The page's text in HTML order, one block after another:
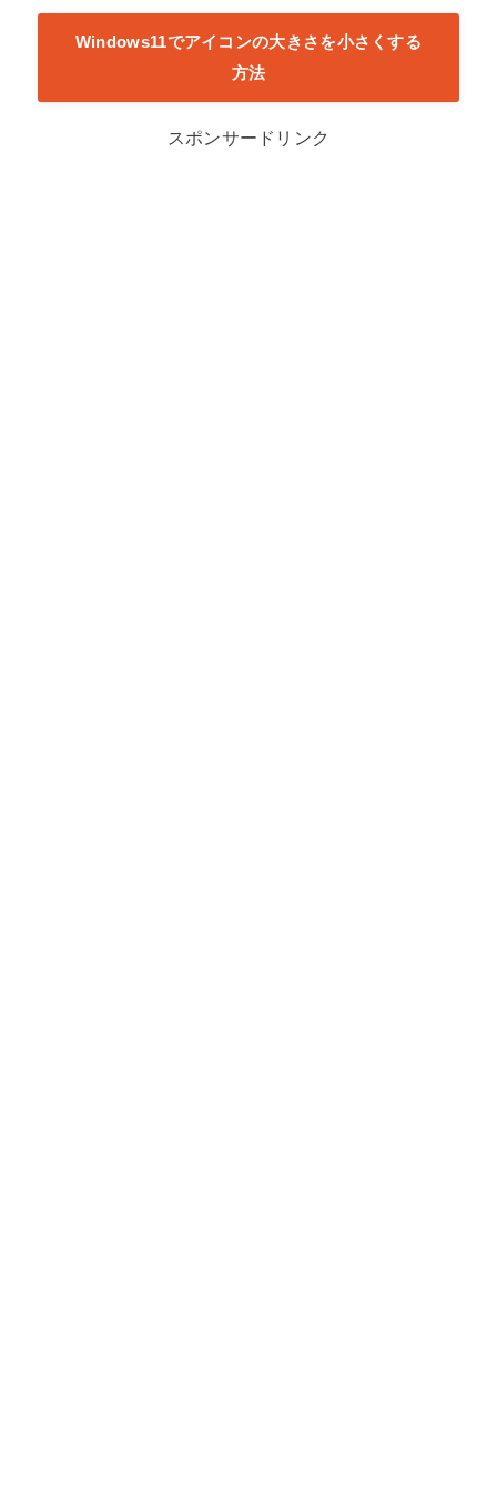
Windows11でアイコンの大きさを小さくする
方法
スポンサードリンク